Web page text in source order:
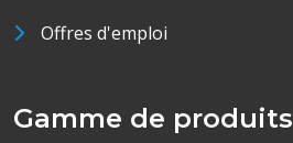
Offres d'emploi
Gamme de produits